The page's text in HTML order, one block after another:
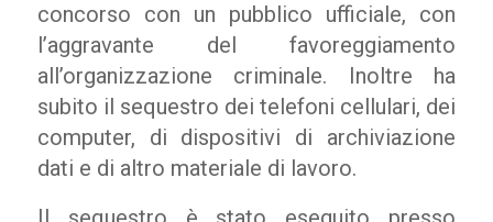
concorso con un pubblico ufficiale, con
l’aggravante del favoreggiamento
all’organizzazione criminale. Inoltre ha
subito il sequestro dei telefoni cellulari, dei
computer, di dispositivi di archiviazione
dati e di altro materiale di lavoro.